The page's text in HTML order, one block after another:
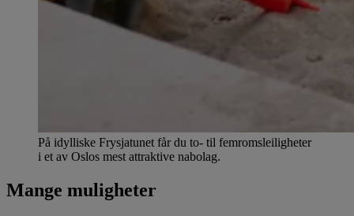
På idylliske Frysjatunet får du to- til femromsleiligheter
i et av Oslos mest attraktive nabolag.
Mange muligheter